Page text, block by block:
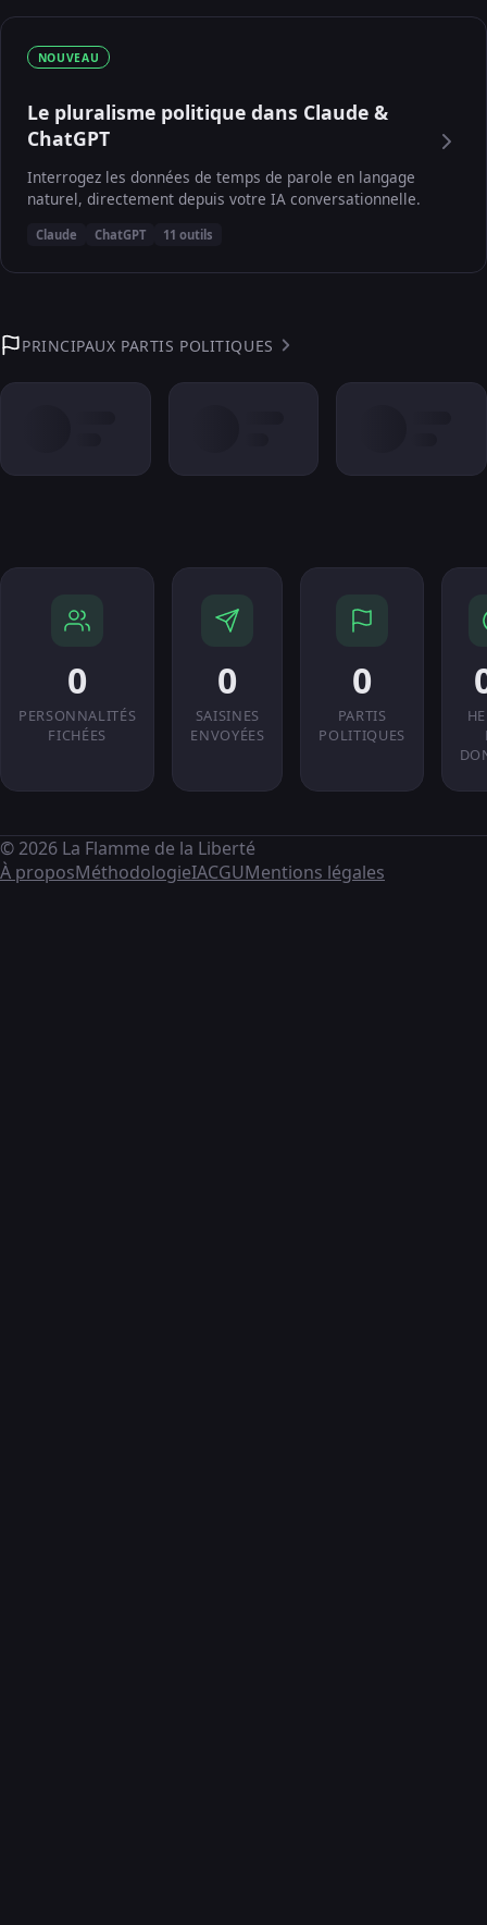
NOUVEAU
Le pluralisme politique dans Claude &
ChatGPT
Interrogez les données de temps de parole en langage
naturel, directement depuis votre IA conversationnelle.
Claude ChatGPT 11 outils
PRINCIPAUX PARTIS POLITIQUES
0
PERSONNALITÉS
FICHÉES
0
SAISINES
ENVOYÉES
0
PARTIS
POLITIQUES
© 2026 La Flamme de la Liberté
À proposMéthodologieIACGUMentions légales